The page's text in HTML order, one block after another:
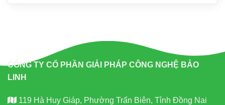
CÔNG TY CỔ PHẦN GIẢI PHÁP CÔNG NGHỆ BẢO
LINH
119 Hà Huy Giáp, Phường Trấn Biên, Tỉnh Đồng Nai